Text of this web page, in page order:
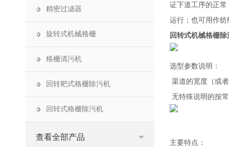
证下道工序的正常
运行；也可用作
回转式机械格栅
选型参数说明：
渠道的宽度（或
无特殊说明的按
主要特点：
精密过滤器
旋转式机械格栅
格栅清污机
回转耙式格栅除污机
回转式格栅除污机
查看全部产品